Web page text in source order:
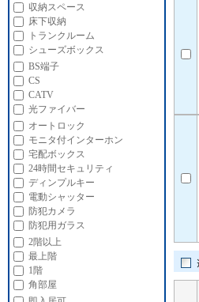
収納スペース
床下収納
トランクルーム
シューズボックス
BS端子
CS
CATV
光ファイバー
オートロック
モニタ付インターホン
宅配ボックス
24時間セキュリティ
ディンプルキー
電動シャッター
防犯カメラ
防犯用ガラス
2階以上
最上階
1階
角部屋